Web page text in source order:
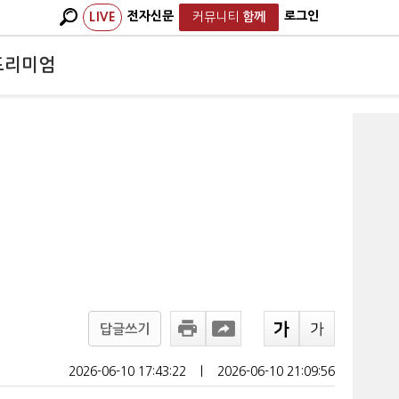
LIVE 전자신문 커뮤니티 함께 로그인
리미엄
답글쓰기
2026-06-10 17:43:22 2026-06-10 21:09:56